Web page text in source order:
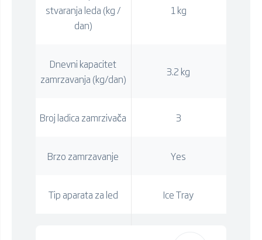
stvaranja leda (kg /
dan)
1 kg
Dnevni kapacitet
zamrzavanja (kg/dan)
3.2 kg
Broj ladica zamrzivača 3
Brzo zamrzavanje Yes
Tip aparata za led Ice Tray